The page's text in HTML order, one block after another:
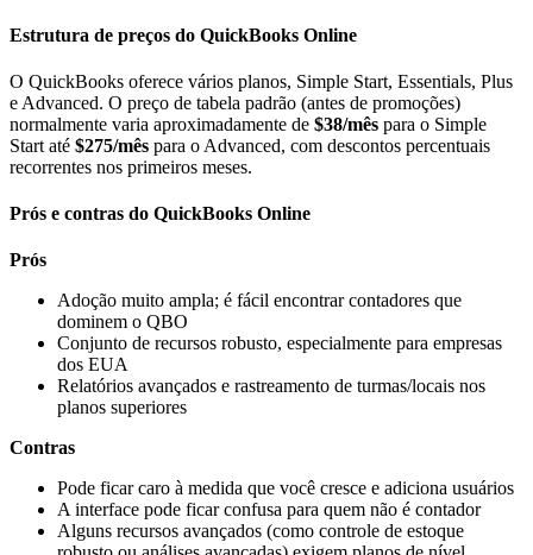
Estrutura de preços do QuickBooks Online
O QuickBooks oferece vários planos, Simple Start, Essentials, Plus
e Advanced. O preço de tabela padrão (antes de promoções)
normalmente varia aproximadamente de $38/mês para o Simple
Start até $275/mês para o Advanced, com descontos percentuais
recorrentes nos primeiros meses.
Prós e contras do QuickBooks Online
Prós
Adoção muito ampla; é fácil encontrar contadores que
dominem o QBO
Conjunto de recursos robusto, especialmente para empresas
dos EUA
Relatórios avançados e rastreamento de turmas/locais nos
planos superiores
Contras
Pode ficar caro à medida que você cresce e adiciona usuários
A interface pode ficar confusa para quem não é contador
Alguns recursos avançados (como controle de estoque